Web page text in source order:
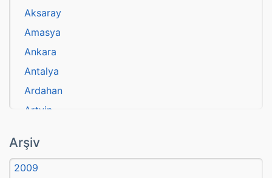
Aksaray
Amasya
Ankara
Antalya
Ardahan
Artvin
Aydın
Balıkesir
Arşiv
2009